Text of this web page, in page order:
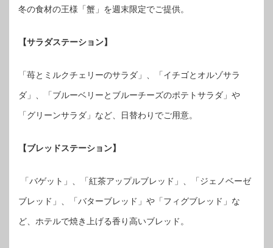
冬の食材の王様「蟹」を週末限定でご提供。
【サラダステーション】
「苺とミルクチェリーのサラダ」、「イチゴとオルゾサラ
ダ」、「ブルーベリーとブルーチーズのポテトサラダ」や
「グリーンサラダ」など、日替わりでご用意。
【ブレッドステーション】
「バゲット」、「紅茶アップルブレッド」、「ジェノベーゼ
ブレッド」、「バターブレッド」や「フィグブレッド」な
ど、ホテルで焼き上げる香り高いブレッド。